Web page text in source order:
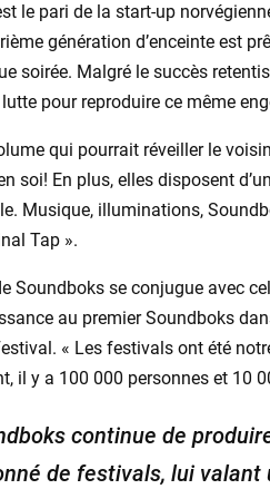
le pari de la start-up
génération d’enceinte est
soirée. Malgré le succès
pour reproduire ce même
qui pourrait réveiller le
soi! En plus, elles disposent
Musique, illuminations,
Tap ».
Soundboks se conjugue avec
au premier Soundboks
« Les festivals ont été
il y a 100 000 personnes et 10
continue de
de festivals, lui valant